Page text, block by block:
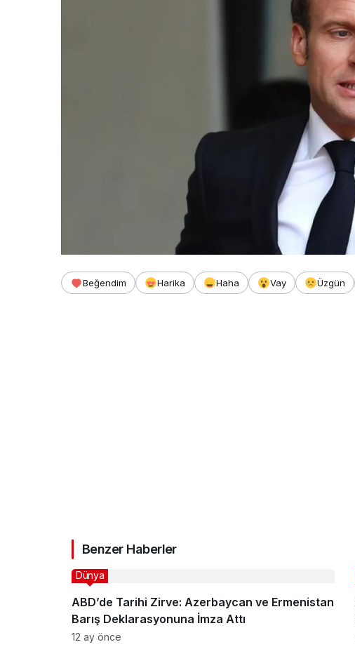
Beğendim Harika Haha Vay Üzgün
Benzer Haberler
ABD’de Tarihi Zirve: Azerbaycan ve Ermenistan
Barış Deklarasyonuna İmza Attı
Dünya
12 ay önce